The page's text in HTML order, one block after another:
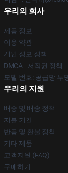
우리의 회사
제품 정보
이용 약관
개인 정보 정책
DMCA - 저작권 정책
모델 번호: 공급망 투
우리의 지원
배송 및 배송 정책
지불 기간
반품 및 환불 정책
기타 제품
고객지원 (FAQ)
구매하기